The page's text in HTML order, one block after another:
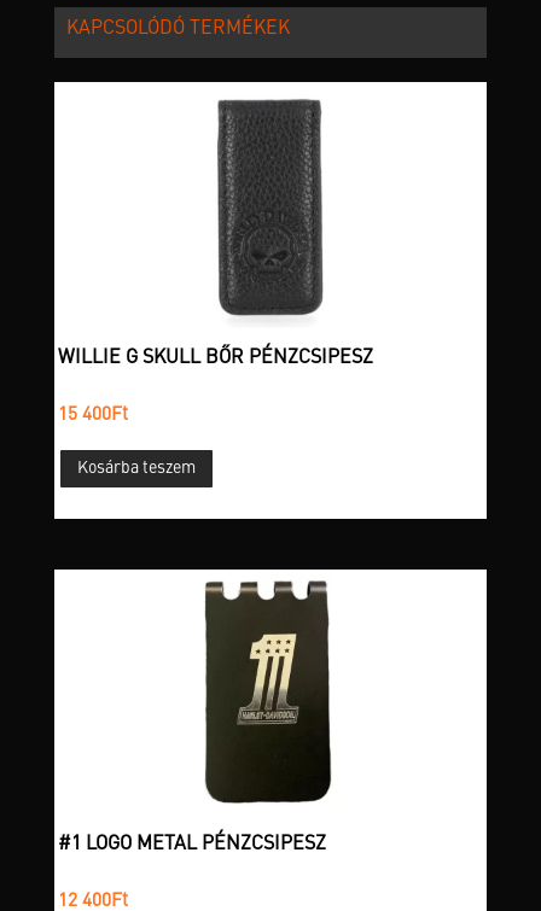
KAPCSOLÓDÓ TERMÉKEK
WILLIE G SKULL BŐR PÉNZCSIPESZ
15 400Ft
Kosárba teszem
#1 LOGO METAL PÉNZCSIPESZ
12 400Ft